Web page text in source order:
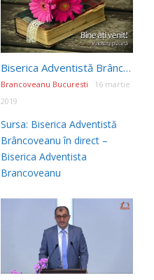
Biserica Adventistă Brâncoveanu în direct
Brancoveanu Bucuresti
16 martie
2019
Sursa: Biserica Adventistă
Brâncoveanu în direct –
Biserica Adventista
Brancoveanu